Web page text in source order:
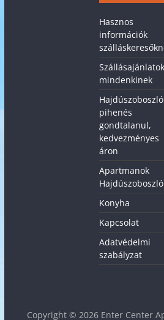
Hasznos
információk
Szállásajánlatok
mindenkinek
pihenés
gondtalanul,
kedvezményes
áron
Apartmanok
Konyha
Kapcsolat
Adatvédelmi
szabályzat
Copyright © 2026 Enter Center